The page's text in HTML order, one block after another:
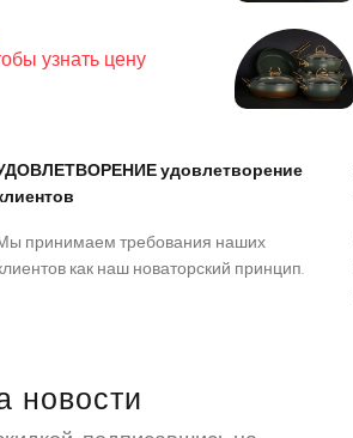
узнать цену
удовлетворение
принимаем требования наших
как наш новаторский принцип.
новости